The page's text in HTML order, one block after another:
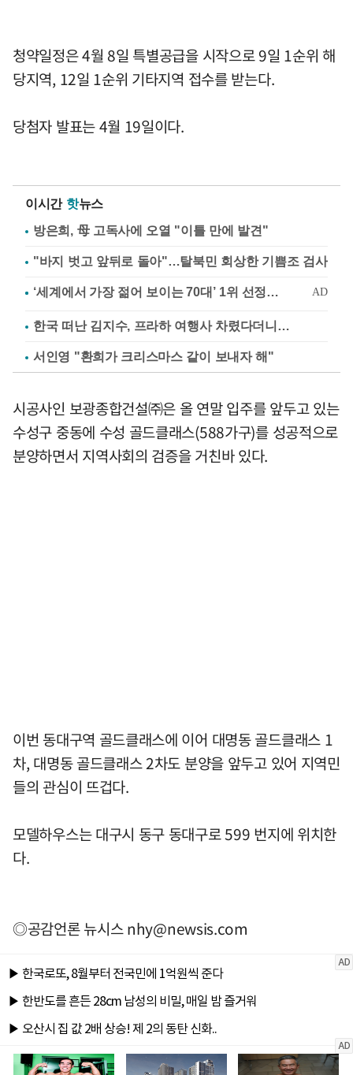
청약일정은 4월 8일 특별공급을 시작으로 9일 1순위 해
당지역, 12일 1순위 기타지역 접수를 받는다.
당첨자 발표는 4월 19일이다.
이시간 핫뉴스
방은희, 母 고독사에 오열 "이틀 만에 발견"
"바지 벗고 앞뒤로 돌아"…탈북민 회상한 기쁨조 검사
한국 떠난 김지수, 프라하 여행사 차렸다더니…
서인영 "환희가 크리스마스 같이 보내자 해"
시공사인 보광종합건설㈜은 올 연말 입주를 앞두고 있는
수성구 중동에 수성 골드클래스(588가구)를 성공적으로
분양하면서 지역사회의 검증을 거친바 있다.
이번 동대구역 골드클래스에 이어 대명동 골드클래스 1
차, 대명동 골드클래스 2차도 분양을 앞두고 있어 지역민
들의 관심이 뜨겁다.
모델하우스는 대구시 동구 동대구로 599 번지에 위치한
다.
◎공감언론 뉴시스nhy@newsis.com